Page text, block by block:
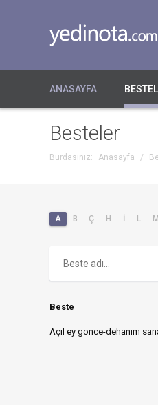
ANASAYFA
Besteler
Burdasınız: Anasayfa /
A B Ç H İ L M
Beste
Açıl ey gonce-dehanım